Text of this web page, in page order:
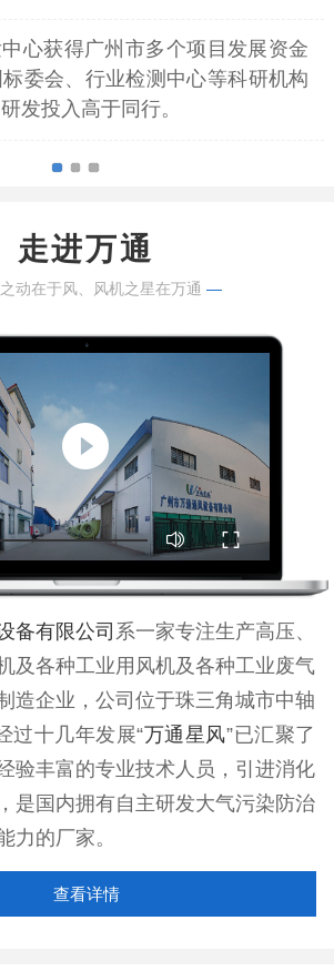
心获得广州市多个项目发展资金
委会、行业检测中心等科研机构
发投入高于同行。
走进万通
动在于风、风机之星在万通 —
备有限公司 系一家专注生产高压、
及各种工业用风机及各种工业废气
造企业，公司位于珠三角城市中轴
过十几年发展“万通星风”已汇聚了
验丰富的专业技术人员，引进消化
是国内拥有自主研发大气污染防治
力的厂家。
查看详情